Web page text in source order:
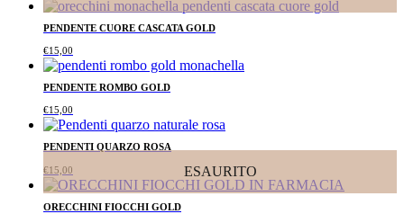
PENDENTE CUORE CASCATA GOLD
€15,00
PENDENTE ROMBO GOLD
€15,00
ESAURITO
PENDENTI QUARZO ROSA
€15,00
ORECCHINI FIOCCHI GOLD